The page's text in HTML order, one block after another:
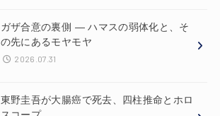
ガザ合意の裏側 ― ハマスの弱体化と、そ
の先にあるモヤモヤ
2026.07.31
東野圭吾が大腸癌で死去、四柱推命とホロ